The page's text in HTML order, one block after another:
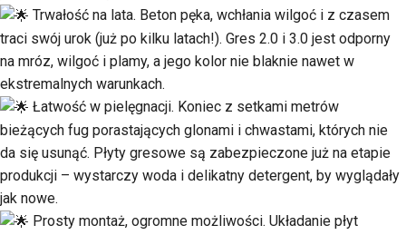
Trwałość na lata. Beton pęka, wchłania wilgoć i z czasem
traci swój urok (już po kilku latach!). Gres 2.0 i 3.0 jest odporny
na mróz, wilgoć i plamy, a jego kolor nie blaknie nawet w
ekstremalnych warunkach.
Łatwość w pielęgnacji. Koniec z setkami metrów
bieżących fug porastających glonami i chwastami, których nie
da się usunąć. Płyty gresowe są zabezpieczone już na etapie
produkcji – wystarczy woda i delikatny detergent, by wyglądały
jak nowe.
Prosty montaż, ogromne możliwości. Układanie płyt